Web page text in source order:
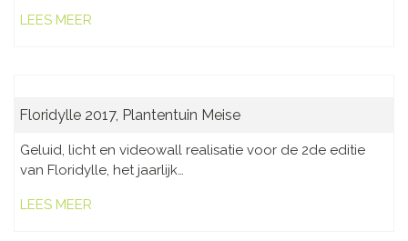
LEES MEER
Floridylle 2017, Plantentuin Meise
Geluid, licht en videowall realisatie voor de 2de editie
van Floridylle, het jaarlijk…
LEES MEER